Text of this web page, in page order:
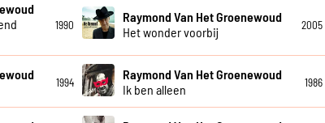
1990
Raymond Van Het Groenewoud
Het wonder voorbij
2005
1994
Raymond Van Het Groenewoud
Ik ben alleen
1986